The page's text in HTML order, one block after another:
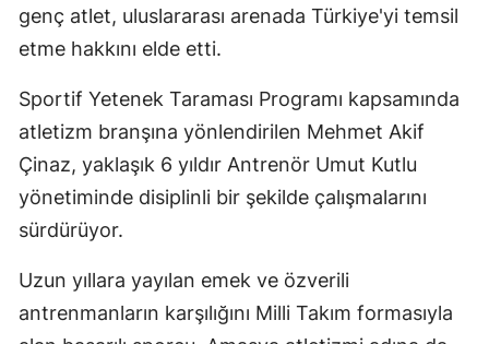
genç atlet, uluslararası arenada Türkiye'yi temsil
etme hakkını elde etti.
Sportif Yetenek Taraması Programı kapsamında
atletizm branşına yönlendirilen Mehmet Akif
Çinaz, yaklaşık 6 yıldır Antrenör Umut Kutlu
yönetiminde disiplinli bir şekilde çalışmalarını
sürdürüyor.
Uzun yıllara yayılan emek ve özverili
antrenmanların karşılığını Milli Takım formasıyla